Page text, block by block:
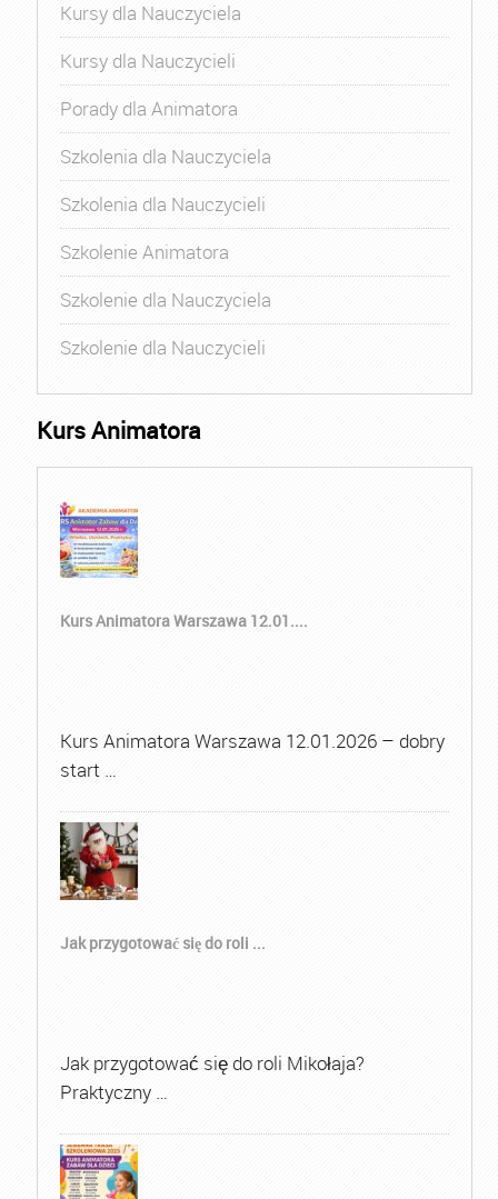
Kursy dla Nauczyciela
Kursy dla Nauczycieli
Porady dla Animatora
Szkolenia dla Nauczyciela
Szkolenia dla Nauczycieli
Szkolenie Animatora
Szkolenie dla Nauczyciela
Szkolenie dla Nauczycieli
Kurs Animatora
Kurs Animatora Warszawa 12.01....
Kurs Animatora Warszawa 12.01.2026 – dobry
start …
Jak przygotować się do roli ...
Jak przygotować się do roli Mikołaja?
Praktyczny …